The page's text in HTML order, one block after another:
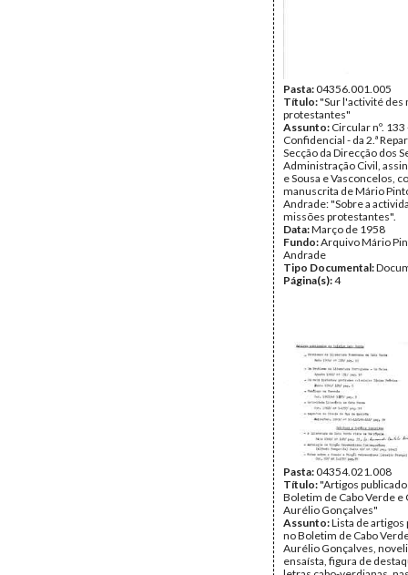
Pasta:04356.001.005
Título:"Sur l'activité des
protestantes"
Assunto: Circular nº. 133
Confidencial - da 2.ª
Secção da Direcção dos
Administração Civil,
e Sousa e Vasconcelos,
manuscrita de Mário
Andrade: "Sobre a
missões protestantes".
Data:Março de 1958
Fundo:Arquivo Mário
Andrade
Tipo Documental:
Página(s):4
Pasta:04354.021.008
Título:"Artigos
Boletim de Cabo Verde e
Aurélio Gonçalves"
Assunto:Lista de artigos
no Boletim de Cabo
Aurélio Gonçalves,
ensaísta, figura de